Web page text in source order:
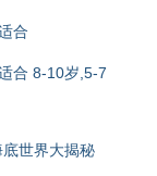
合
合 8-10岁,5-7
世界大揭秘